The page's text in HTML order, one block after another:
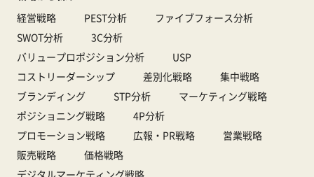
経営戦略
PEST分析
ファイブフォース分析
SWOT分析
3C分析
バリュープロポジション分析
USP
コストリーダーシップ
差別化戦略
集中戦略
ブランディング
STP分析
マーケティング戦略
ポジショニング戦略
4P分析
プロモーション戦略
広報・PR戦略
営業戦略
販売戦略
価格戦略